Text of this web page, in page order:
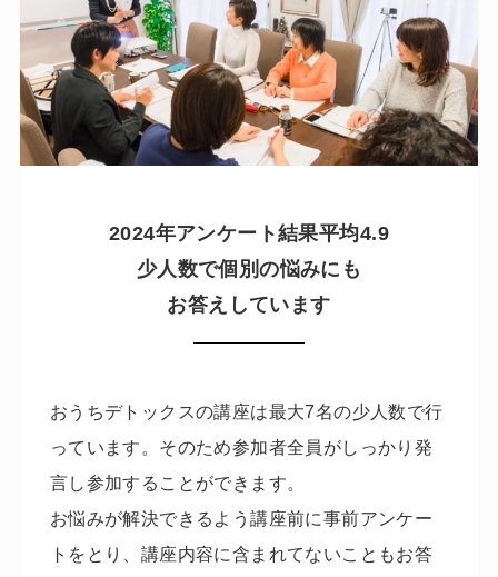
2024年アンケート結果平均4.9
少人数で個別の悩みにも
お答えしています
おうちデトックスの講座は最大7名の少人数で行
っています。そのため参加者全員がしっかり発
言し参加することができます。
お悩みが解決できるよう講座前に事前アンケー
トをとり、講座内容に含まれてないこともお答